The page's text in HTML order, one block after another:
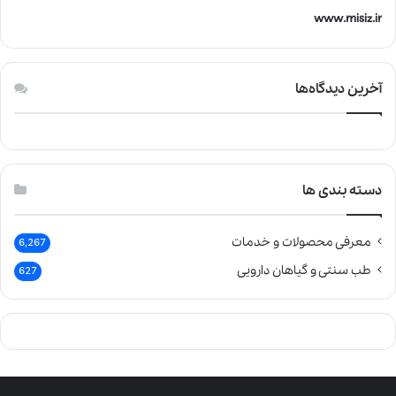
www.misiz.ir
آخرین دیدگاه‌ها
دسته بندی ها
معرفی محصولات و خدمات 6,267
طب سنتی و گیاهان دارویی 627